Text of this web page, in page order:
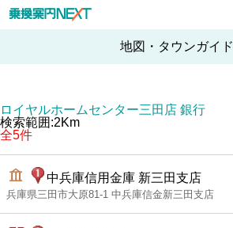
地図・タウンガイド
ロイヤルホームセンター三田店 銀行
検索範囲:2Km
全5件
中兵庫信用金庫 新三田支店
兵庫県三田市大原81-1 中兵庫信金新三田支店